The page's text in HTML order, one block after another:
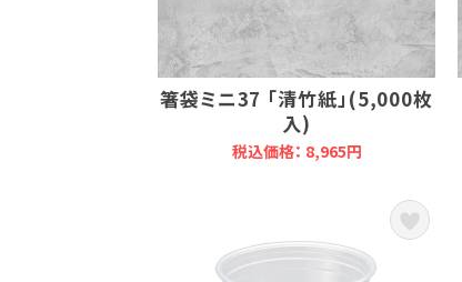
箸袋ミニ37 「清竹紙」(5,000枚
入)
税込価格： 8,965円